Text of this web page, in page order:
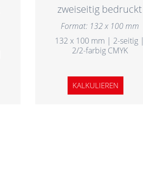
zweiseitig bedruckt
Format: 132 x 100 mm
132 x 100 mm | 2-seitig |
2/2-farbig CMYK
KALKULIEREN